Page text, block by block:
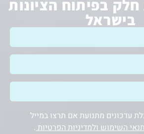
בפיתוח הציונות
בישראל
עדכונים מתנועת אם תרצו במייל
השימוש ולמדיניות הפרטיות .